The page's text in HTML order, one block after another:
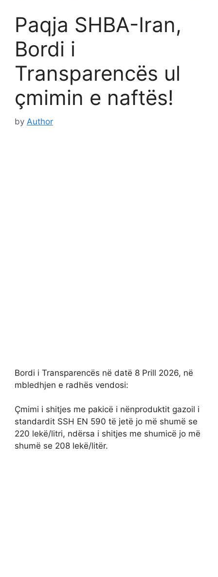
Paqja SHBA-Iran,
Bordi i
Transparencës ul
çmimin e naftës!
by Author
Bordi i Transparencës në datë 8 Prill 2026, në
mbledhjen e radhës vendosi:
Çmimi i shitjes me pakicë i nënproduktit gazoil i
standardit SSH EN 590 të jetë jo më shumë se
220 lekë/litri, ndërsa i shitjes me shumicë jo më
shumë se 208 lekë/litër.